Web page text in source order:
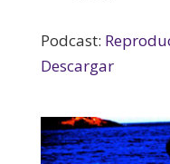
Podcast:
Descargar